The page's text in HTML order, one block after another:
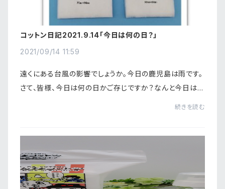
コットン日記2021.9.14「今日は何の日？」
2021/09/14 11:59
遠くにある台風の影響でしょうか。今日の鹿児島は雨です。
さて、皆様、今日は何の日かご存じですか？なんと今日は
続きを読む